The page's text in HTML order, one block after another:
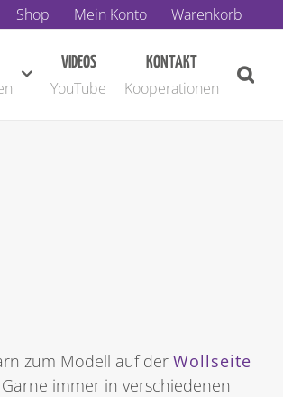
Shop Mein Konto Warenkorb
VIDEOS
YouTube
KONTAKT
Kooperationen
zum Modell auf der Wollseite
immer in verschiedenen